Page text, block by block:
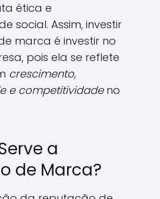
ética e
social. Assim, investir
marca é investir no
pois ela se reflete
crescimento,
e competitividadeno
a
de Marca?